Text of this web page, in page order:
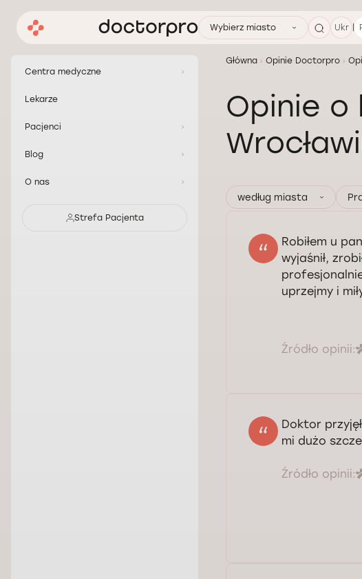
Wybierz miasto Ukr |
Centra medyczne
Lekarze
Pacjenci
Blog
O nas
Strefa Pacjenta
Główna Opinie Doctorpro
Opinie
według miasta
Robiłem u
wyjaśnił,
uprzejmy i
Źródło opinii:
Doktor
mi dużo
Źródło opinii: